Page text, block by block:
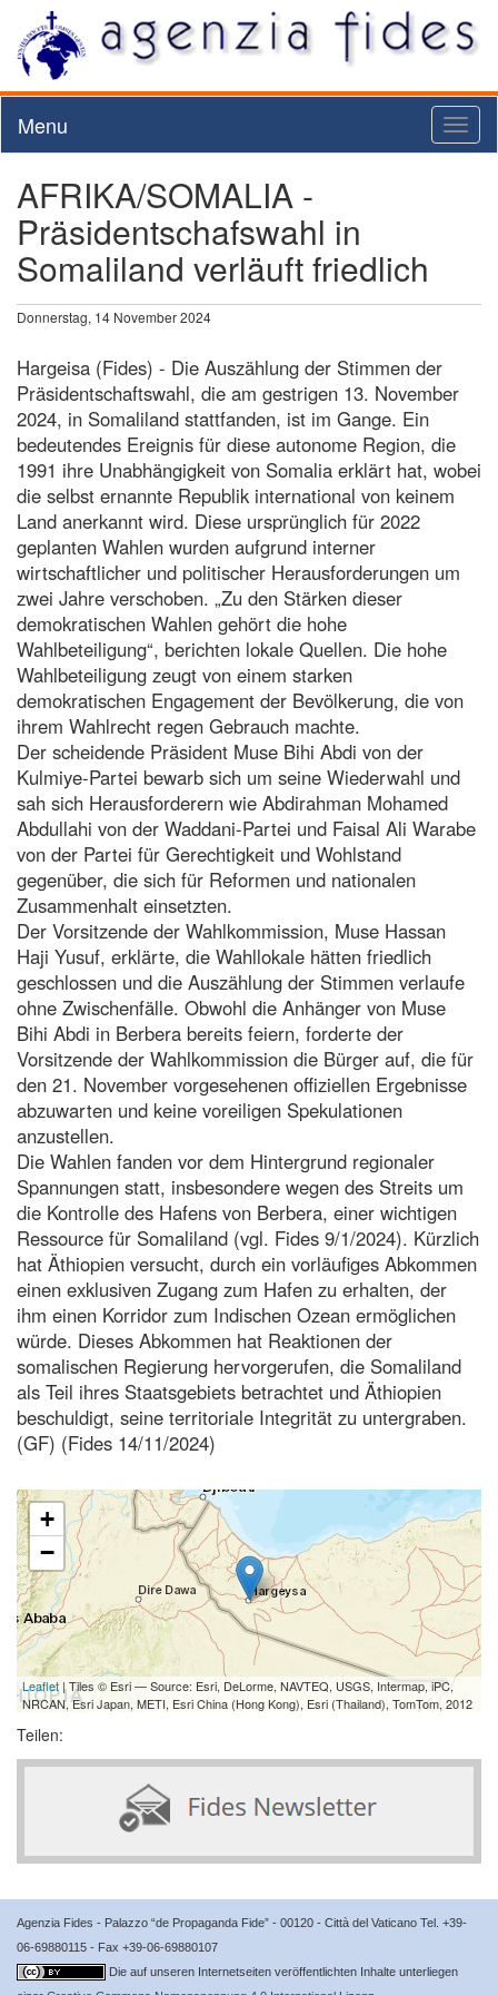
Menu
AFRIKA/SOMALIA -
Präsidentschafswahl in
Somaliland verläuft friedlich
Donnerstag, 14 November 2024
Hargeisa (Fides) - Die Auszählung der Stimmen der
Präsidentschaftswahl, die am gestrigen 13. November
2024, in Somaliland stattfanden, ist im Gange. Ein
bedeutendes Ereignis für diese autonome Region, die
1991 ihre Unabhängigkeit von Somalia erklärt hat, wobei
die selbst ernannte Republik international von keinem
Land anerkannt wird. Diese ursprünglich für 2022
geplanten Wahlen wurden aufgrund interner
wirtschaftlicher und politischer Herausforderungen um
zwei Jahre verschoben. „Zu den Stärken dieser
demokratischen Wahlen gehört die hohe
Wahlbeteiligung“, berichten lokale Quellen. Die hohe
Wahlbeteiligung zeugt von einem starken
demokratischen Engagement der Bevölkerung, die von
ihrem Wahlrecht regen Gebrauch machte.
Der scheidende Präsident Muse Bihi Abdi von der
Kulmiye-Partei bewarb sich um seine Wiederwahl und
sah sich Herausforderern wie Abdirahman Mohamed
Abdullahi von der Waddani-Partei und Faisal Ali Warabe
von der Partei für Gerechtigkeit und Wohlstand
gegenüber, die sich für Reformen und nationalen
Zusammenhalt einsetzten.
Der Vorsitzende der Wahlkommission, Muse Hassan
Haji Yusuf, erklärte, die Wahllokale hätten friedlich
geschlossen und die Auszählung der Stimmen verlaufe
ohne Zwischenfälle. Obwohl die Anhänger von Muse
Bihi Abdi in Berbera bereits feiern, forderte der
Vorsitzende der Wahlkommission die Bürger auf, die für
den 21. November vorgesehenen offiziellen Ergebnisse
abzuwarten und keine voreiligen Spekulationen
anzustellen.
Die Wahlen fanden vor dem Hintergrund regionaler
Spannungen statt, insbesondere wegen des Streits um
die Kontrolle des Hafens von Berbera, einer wichtigen
Ressource für Somaliland (vgl. Fides 9/1/2024). Kürzlich
hat Äthiopien versucht, durch ein vorläufiges Abkommen
einen exklusiven Zugang zum Hafen zu erhalten, der
ihm einen Korridor zum Indischen Ozean ermöglichen
würde. Dieses Abkommen hat Reaktionen der
somalischen Regierung hervorgerufen, die Somaliland
als Teil ihres Staatsgebiets betrachtet und Äthiopien
beschuldigt, seine territoriale Integrität zu untergraben.
(GF) (Fides 14/11/2024)
+
−
Leaflet | Tiles © Esri — Source: Esri, DeLorme, NAVTEQ, USGS, Intermap, iPC,
NRCAN, Esri Japan, METI, Esri China (Hong Kong), Esri (Thailand), TomTom, 2012
Teilen:
Agenzia Fides - Palazzo “de Propaganda Fide” - 00120 - Città del Vaticano Tel. +39-
06-69880115 - Fax +39-06-69880107
Die auf unseren Internetseiten veröffentlichten Inhalte unterliegen